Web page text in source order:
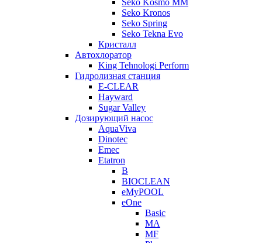
Seko Kronos
Seko Spring
Seko Tekna Evo
Кристалл
Автохлоратор
King Tehnologi Perform
Гидролизная станция
E-CLEAR
Hayward
Sugar Valley
Дозирующий насос
AquaViva
Dinotec
Emec
Etatron
B
BIOCLEAN
eMyPOOL
eOne
Basic
MA
MF